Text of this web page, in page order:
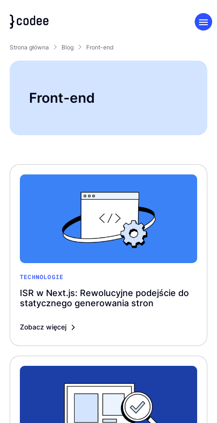
Strona główna Blog Front-end
Front-end
TECHNOLOGIE
ISR w Next.js: Rewolucyjne podejście do
statycznego generowania stron
Zobacz więcej